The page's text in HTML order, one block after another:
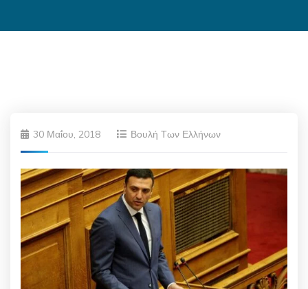
30 Μαΐου, 2018 Βουλή Των Ελλήνων